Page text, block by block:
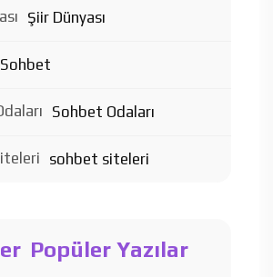
Şiir Dünyası
Sohbet
Sohbet Odaları
sohbet siteleri
Popüler Yazılar